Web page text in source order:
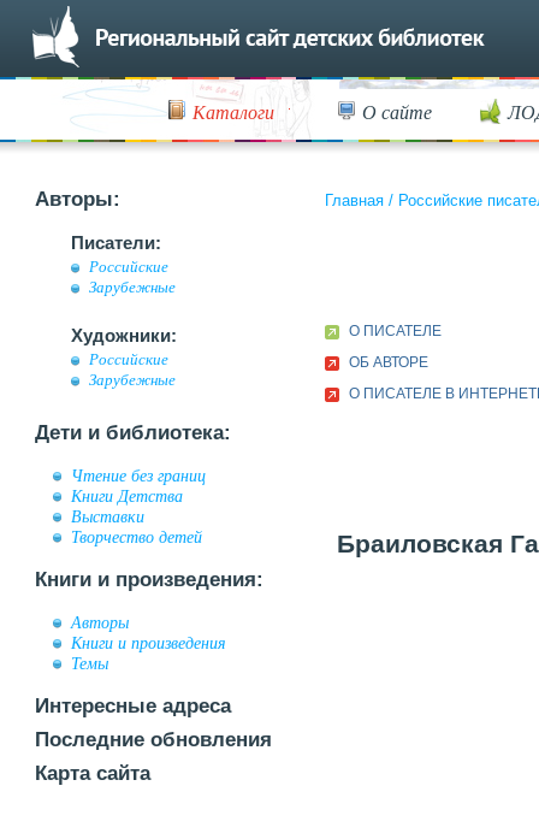
Каталоги О сайте
Авторы:
Писатели:
Российские
Зарубежные
Художники:
Российские
Зарубежные
Дети и библиотека:
Чтение без границ
Книги Детства
Выставки
Творчество детей
Книги и произведения:
Авторы
Книги и произведения
Темы
Интересные адреса
Последние обновления
Карта сайта
Главная / Российские
О ПИСАТЕЛЕ
ОБ АВТОРЕ
О ПИСАТЕЛЕ В
Браиловская